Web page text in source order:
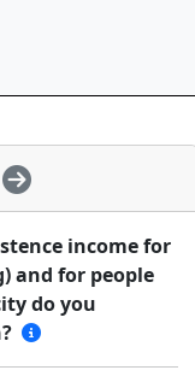
income for
and for people
do you